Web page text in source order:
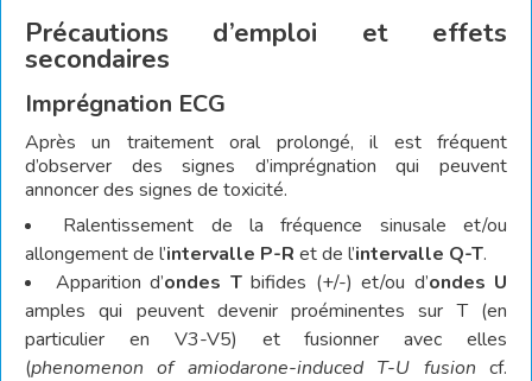
Précautions d’emploi et effets
secondaires
Imprégnation ECG
Après un traitement oral prolongé, il est fréquent
d’observer des signes d’imprégnation qui peuvent
annoncer des signes de toxicité.
Ralentissement de la fréquence sinusale et/ou
allongement de l’intervalle P-R et de l’intervalle Q-T.
Apparition d’ondes Tbifides (+/-) et/ou d’ondes U
amples qui peuvent devenir proéminentes sur T (en
particulier en V3-V5) et fusionner avec elles
(phenomenon of amiodarone-induced T-U fusion cf.